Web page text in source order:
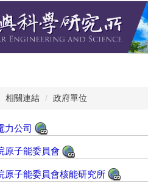
相關連結 政府單位
力公司
原子能委員會
原子能委員會核能研究所